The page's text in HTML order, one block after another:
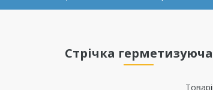
Стрічка герметизуюча